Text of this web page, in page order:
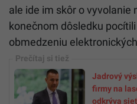
Ministerstvo investícií,
informatizácie (MIRRI)
žiadne konštruktívne
stanovisku pre Startitup.
považuje rezort za
projekt nespadá pod jeho